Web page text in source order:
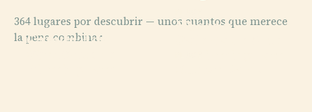
364 lugares por descubrir — unos cuantos que merece
la pena combinar.
PLACE
Museo y
PLACE
Catedral de